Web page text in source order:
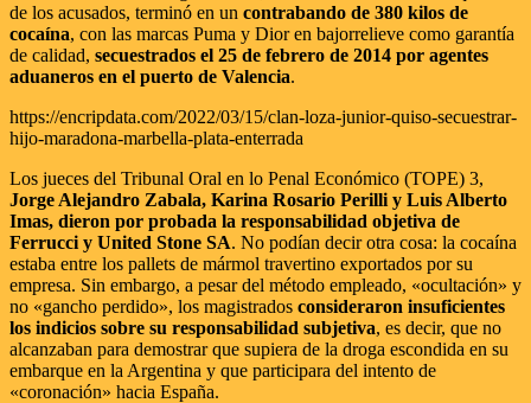
de los acusados, terminó en un contrabando de 380 kilos de
cocaína, con las marcas Puma y Dior en bajorrelieve como garantía
de calidad, secuestrados el 25 de febrero de 2014 por agentes
aduaneros en el puerto de Valencia.
https://encripdata.com/2022/03/15/clan-loza-junior-quiso-secuestrar-
hijo-maradona-marbella-plata-enterrada
Los jueces del Tribunal Oral en lo Penal Económico (TOPE) 3,
Jorge Alejandro Zabala, Karina Rosario Perilli y Luis Alberto
Imas, dieron por probada la responsabilidad objetiva de
Ferrucci y United Stone SA. No podían decir otra cosa: la cocaína
estaba entre los pallets de mármol travertino exportados por su
empresa. Sin embargo, a pesar del método empleado, «ocultación» y
no «gancho perdido», los magistrados consideraron insuficientes
los indicios sobre su responsabilidad subjetiva, es decir, que no
alcanzaban para demostrar que supiera de la droga escondida en su
embarque en la Argentina y que participara del intento de
«coronación» hacia España.